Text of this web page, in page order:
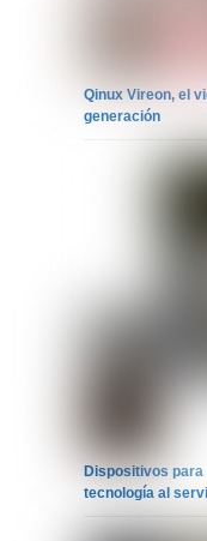
Qinux Vireon, el
generación
Dispositivos
tecnología al